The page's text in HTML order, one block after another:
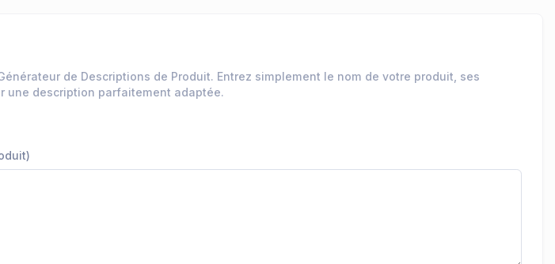
de Descriptions de Produit. Entrez simplement le nom de votre produit, ses
une description parfaitement adaptée.